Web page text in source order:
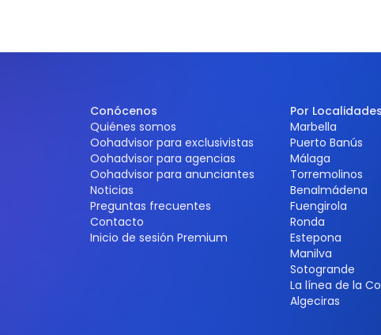
Conócenos
Quiénes somos
Oohadvisor para exclusivistas
Oohadvisor para agencias
Oohadvisor para anunciantes
Noticias
Preguntas frecuentes
Contacto
Inicio de sesión Premium
Por Localidades
Marbella
Puerto Banús
Málaga
Torremolinos
Benalmádena
Fuengirola
Ronda
Estepona
Manilva
Sotogrande
La línea de la
Algeciras